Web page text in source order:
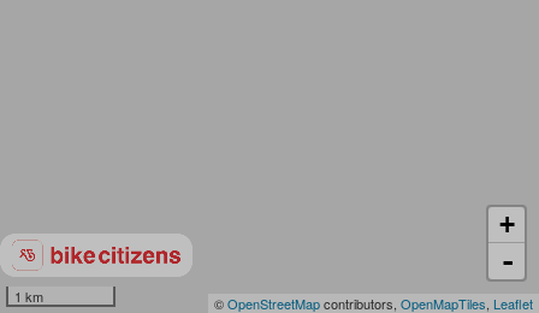
1 km
+
-
©OpenStreetMapcontributors, OpenMapTiles Leaflet